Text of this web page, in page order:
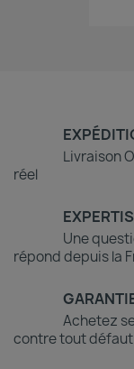
Livraison
réel
Une
répond depuis la
Achetez
contre tout